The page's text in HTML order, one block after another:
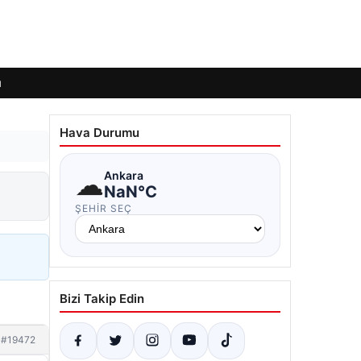
#19472
Hava Durumu
☁Ankara
NaN°C
ŞEHIR SEÇ
Bizi Takip Edin